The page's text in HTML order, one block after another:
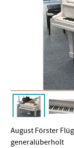
August Förster
generalüberholt